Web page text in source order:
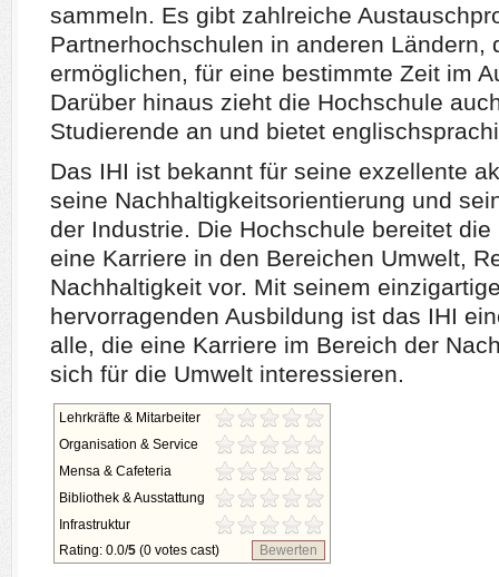
sammeln. Es gibt zahlreiche
Partnerhochschulen in anderen Ländern,
ermöglichen, für eine bestimmte Zeit im
Darüber hinaus zieht die Hochschule
Studierende an und bietet
Das IHI ist bekannt für seine exzellente
seine Nachhaltigkeitsorientierung und
der Industrie. Die Hochschule bereitet
eine Karriere in den Bereichen Umwelt,
Nachhaltigkeit vor. Mit seinem
hervorragenden Ausbildung ist das IHI
alle, die eine Karriere im Bereich der
sich für die Umwelt interessieren.
Lehrkräfte & Mitarbeiter
Organisation & Service
Mensa & Cafeteria
Bibliothek & Ausstattung
Infrastruktur
Rating: 0.0/5 (0 votes cast) Bewerten